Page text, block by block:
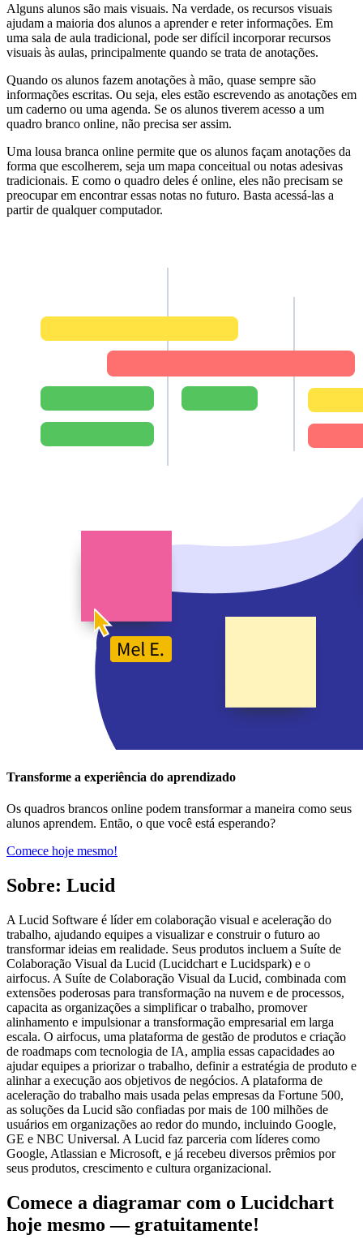
Alguns alunos são mais visuais. Na verdade, os recursos visuais
ajudam a maioria dos alunos a aprender e reter informações. Em
uma sala de aula tradicional, pode ser difícil incorporar recursos
visuais às aulas, principalmente quando se trata de anotações.
Quando os alunos fazem anotações à mão, quase sempre são
informações escritas. Ou seja, eles estão escrevendo as anotações em
um caderno ou uma agenda. Se os alunos tiverem acesso a um
quadro branco online, não precisa ser assim.
Uma lousa branca online permite que os alunos façam anotações da
forma que escolherem, seja um mapa conceitual ou notas adesivas
tradicionais. E como o quadro deles é online, eles não precisam se
preocupar em encontrar essas notas no futuro. Basta acessá-las a
partir de qualquer computador.
Transforme a experiência do aprendizado
Os quadros brancos online podem transformar a maneira como seus
alunos aprendem. Então, o que você está esperando?
Comece hoje mesmo!
Sobre: Lucid
A Lucid Software é líder em colaboração visual e aceleração do
trabalho, ajudando equipes a visualizar e construir o futuro ao
transformar ideias em realidade. Seus produtos incluem a Suíte de
Colaboração Visual da Lucid (Lucidchart e Lucidspark) e o
airfocus. A Suíte de Colaboração Visual da Lucid, combinada com
extensões poderosas para transformação na nuvem e de processos,
capacita as organizações a simplificar o trabalho, promover
alinhamento e impulsionar a transformação empresarial em larga
escala. O airfocus, uma plataforma de gestão de produtos e criação
de roadmaps com tecnologia de IA, amplia essas capacidades ao
ajudar equipes a priorizar o trabalho, definir a estratégia de produto e
alinhar a execução aos objetivos de negócios. A plataforma de
aceleração do trabalho mais usada pelas empresas da Fortune 500,
as soluções da Lucid são confiadas por mais de 100 milhões de
usuários em organizações ao redor do mundo, incluindo Google,
GE e NBC Universal. A Lucid faz parceria com líderes como
Google, Atlassian e Microsoft, e já recebeu diversos prêmios por
seus produtos, crescimento e cultura organizacional.
Comece a diagramar com o Lucidchart
hoje mesmo — gratuitamente!